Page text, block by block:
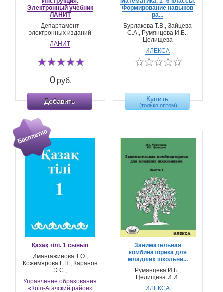
Электронный учебник
ЛАНИТ
Департамент
электронных изданий
ЛАНИТ
0 руб.
Добавить
Формирование навыков
ра...
Бурлакова Т.В., Зайцева
С.А., Румянцева И.Б.,
Целищева
ИЛЕКСА
Купить
(только оптом)
Қазақ тілі. 1 сынып
Имангажинова Т.О.,
Кожимярова Г.Н., Каранов
Э.C.,
Управление образования
«Кош-Агачский район»
Занимательная
комбинаторика для
младших школьни...
Румянцева И.Б.,
Целищева И.И.
ИЛЕКСА